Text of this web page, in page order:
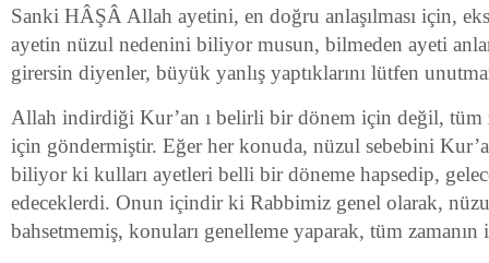
Sanki HÂŞÂ Allah ayetini, en doğru anlaşılması için,
ayetin nüzul nedenini biliyor musun, bilmeden ayeti
girersin diyenler, büyük yanlış yaptıklarını lütfen
Allah indirdiği Kur’an ı belirli bir dönem için değil, tüm
için göndermiştir. Eğer her konuda, nüzul sebebini
biliyor ki kulları ayetleri belli bir döneme hapsedip,
edeceklerdi. Onun içindir ki Rabbimiz genel olarak,
bahsetmemiş, konuları genelleme yaparak, tüm zamanın